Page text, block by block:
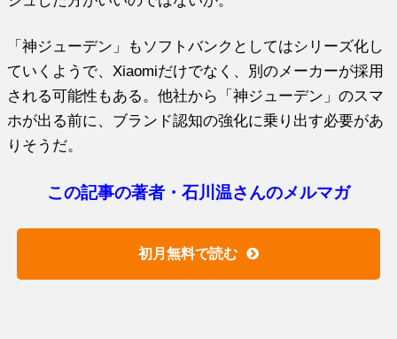
「神ジューデン」もソフトバンクとしてはシリーズ化し
ていくようで、Xiaomiだけでなく、別のメーカーが採用
される可能性もある。他社から「神ジューデン」のスマ
ホが出る前に、ブランド認知の強化に乗り出す必要があ
りそうだ。
この記事の著者・石川温さんのメルマガ
初月無料で読む